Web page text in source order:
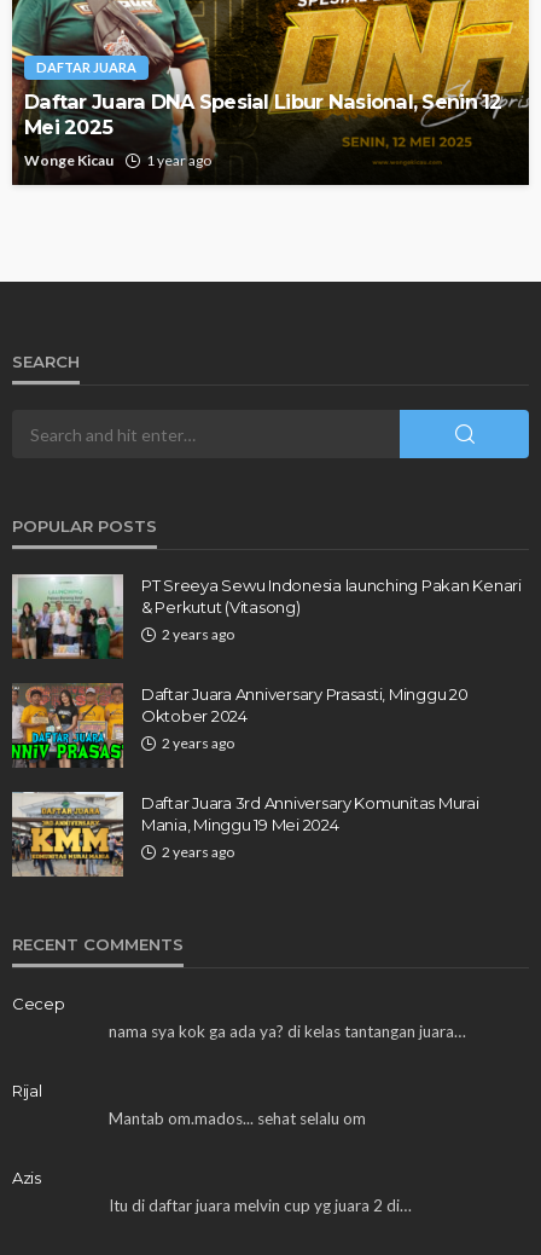
DAFTAR JUARA
Daftar Juara DNA Spesial Libur Nasional, Senin 12
Mei 2025
Wonge Kicau 1 year ago
SEARCH
POPULAR POSTS
PT Sreeya Sewu Indonesia launching Pakan Kenari
& Perkutut (Vitasong)
2 years ago
Daftar Juara Anniversary Prasasti, Minggu 20
Oktober 2024
2 years ago
Daftar Juara 3rd Anniversary Komunitas Murai
Mania, Minggu 19 Mei 2024
2 years ago
RECENT COMMENTS
Cecep
nama sya kok ga ada ya? di kelas tantangan juara…
Rijal
Mantab om.mados... sehat selalu om
Azis
Itu di daftar juara melvin cup yg juara 2 di…